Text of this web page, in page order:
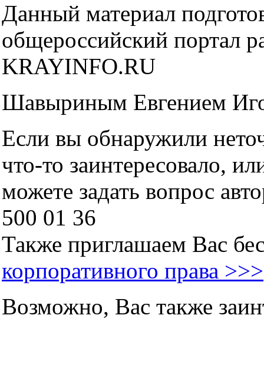
Данный материал
общероссийский портал
KRAYINFO.RU
Шавыриным Евгением
Если вы обнаружили
что-то заинтересовало,
можете задать вопрос
500 01 36
Также приглашаем Вас
корпоративного права >>>
Возможно, Вас также